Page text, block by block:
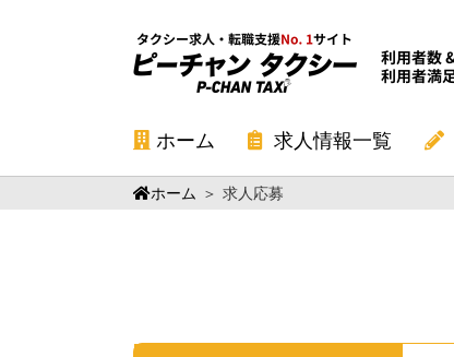
ホーム 求人情報一覧
ホーム ＞ 求人応募